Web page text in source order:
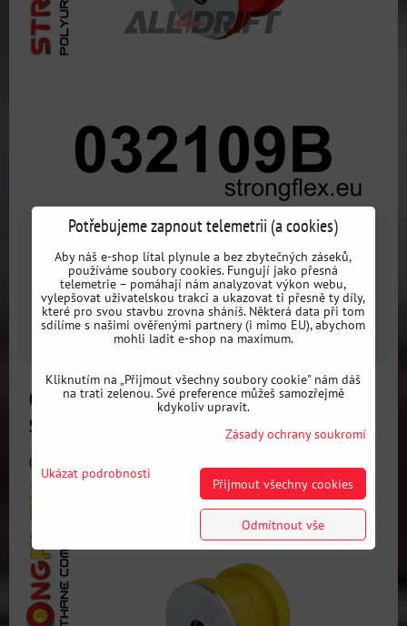
926 Kčs DPH
Dostupnost:3 dni
ZVOLTE VARIANTU
032109A Podpůrný silentblok zadního diferenciálu
SPORT BMW / Mini
032109A Podpůrný silentblok zadního diferenciálu SPORT -...
Potřebujeme zapnout telemetrii (a cookies)
Aby náš e-shop lítal plynule a bez zbytečných záseků,
používáme soubory cookies. Fungují jako přesná
telemetrie – pomáhají nám analyzovat výkon webu,
vylepšovat uživatelskou trakci a ukazovat ti přesně ty díly,
které pro svou stavbu zrovna sháníš. Některá data při tom
sdílíme s našimi ověřenými partnery (i mimo EU), abychom
mohli ladit e-shop na maximum.
Kliknutím na „Přijmout všechny soubory cookie" nám dáš
na trati zelenou. Své preference můžeš samozřejmě
kdykoliv upravit.
Zásady ochrany soukromí
Ukázat podrobnosti
Přijmout všechny cookies
Odmítnout vše